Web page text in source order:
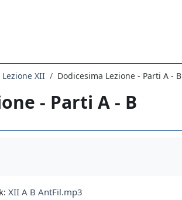
Lezione XII Dodicesima Lezione - Parti A - B
- Parti A - B
XII A B AntFil.mp3